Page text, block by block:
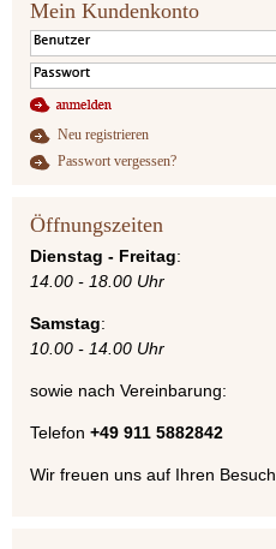
Mein Kundenkonto
Neu registrieren
Passwort vergessen?
Öffnungszeiten
Dienstag - Freitag:
14.00 - 18.00 Uhr
Samstag:
10.00 - 14.00 Uhr
sowie nach Vereinbarung:
Telefon +49 911 5882842
Wir freuen uns auf Ihren Besuch.